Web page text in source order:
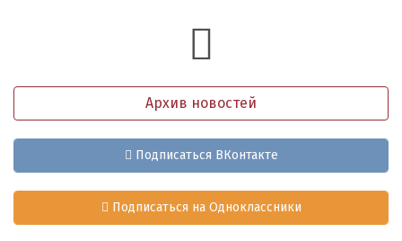
Архив новостей
Подписаться ВКонтакте
Подписаться на Одноклассники